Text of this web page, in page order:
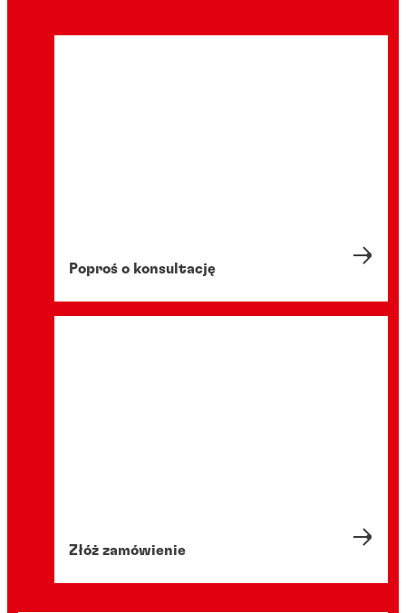
Poproś o konsultację
Złóż zamówienie